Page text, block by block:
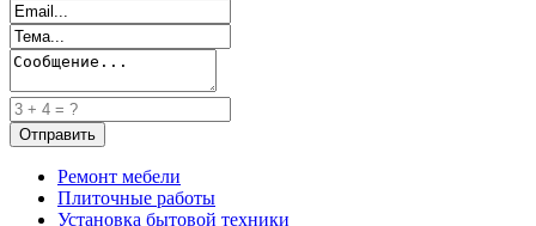
Ремонт мебели
Плиточные работы
Установка бытовой техники